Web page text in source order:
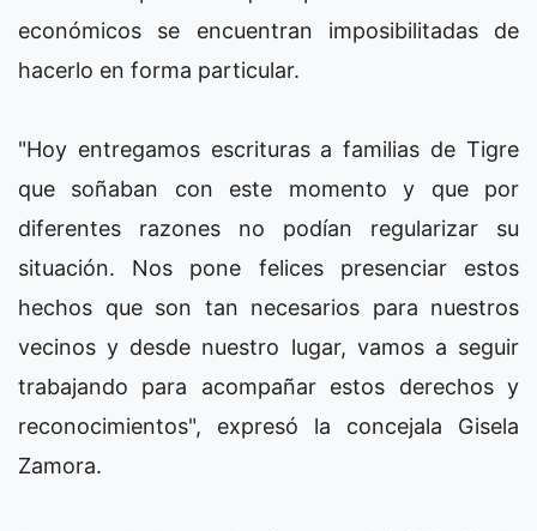
económicos se encuentran imposibilitadas de
hacerlo en forma particular.
"Hoy entregamos escrituras a familias de Tigre
que soñaban con este momento y que por
diferentes razones no podían regularizar su
situación. Nos pone felices presenciar estos
hechos que son tan necesarios para nuestros
vecinos y desde nuestro lugar, vamos a seguir
trabajando para acompañar estos derechos y
reconocimientos", expresó la concejala Gisela
Zamora.